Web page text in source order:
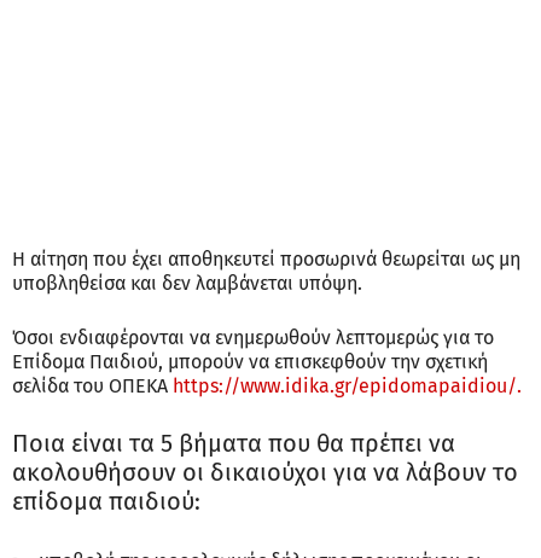
Η αίτηση που έχει αποθηκευτεί προσωρινά θεωρείται ως μη
υποβληθείσα και δεν λαμβάνεται υπόψη.
Όσοι ενδιαφέρονται να ενημερωθούν λεπτομερώς για το
Επίδομα Παιδιού, μπορούν να επισκεφθούν την σχετική
σελίδα του ΟΠΕΚΑ https://www.idika.gr/epidomapaidiou/.
Ποια είναι τα 5 βήματα που θα πρέπει να
ακολουθήσουν οι δικαιούχοι για να λάβουν το
επίδομα παιδιού: